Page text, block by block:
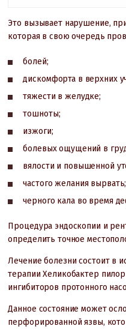
Это вызывает нарушение,
которая в свою очередь
болей;
дискомфорта в верхних
тяжести в желудке;
тошноты;
изжоги;
болевых ощущений в
вялости и повышенной
частого желания вырвать;
черного кала во время
Процедура эндоскопии и
определить точное
Лечение болезни состоит в
терапии Хеликобактер
ингибиторов протонного
Данное состояние может
перфорированной язвы,